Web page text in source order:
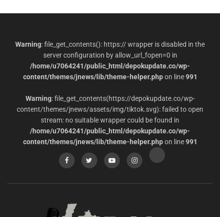
Warning: file_get_contents(): https:// wrapper is disabled in the
server configuration by allow_url_fopen=0 in
/home/u7064241/public_html/depokupdate.co/wp-
content/themes/jnews/lib/theme-helper.phpon line991
Warning: file_get_contents(https://depokupdate.co/wp-
content/themes/jnews/assets/img/tiktok.svg): failed to open
stream: no suitable wrapper could be found in
/home/u7064241/public_html/depokupdate.co/wp-
content/themes/jnews/lib/theme-helper.phpon line991